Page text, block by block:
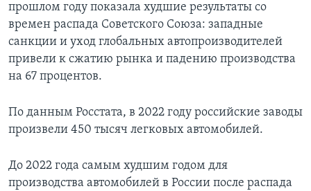
прошлом году показала худшие результаты со
времен распада Советского Союза: западные
санкции и уход глобальных автопроизводителей
привели к сжатию рынка и падению производства
на 67 процентов.
По данным Росстата, в 2022 году российские заводы
произвели 450 тысяч легковых автомобилей.
До 2022 года самым худшим годом для
производства автомобилей в России после распада